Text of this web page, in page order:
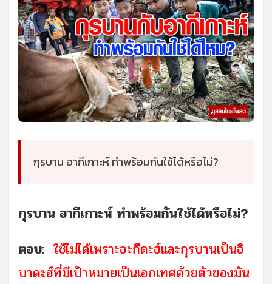
กุรบาน อากีเกาะห์ ทำพร้อมกันใช้ได้หรือไม่?
กุรบาน อากีเกาะห์ ทำพร้อมกันใช้ได้หรือไม่?
ตอบ: ใช้ไม่ได้เพราะอะกีดะฮ์และกุรบานเป็นอิ
บาดะฮ์ที่มีเป้าหมายเป็นเอกเทศด้วยตัวของมัน